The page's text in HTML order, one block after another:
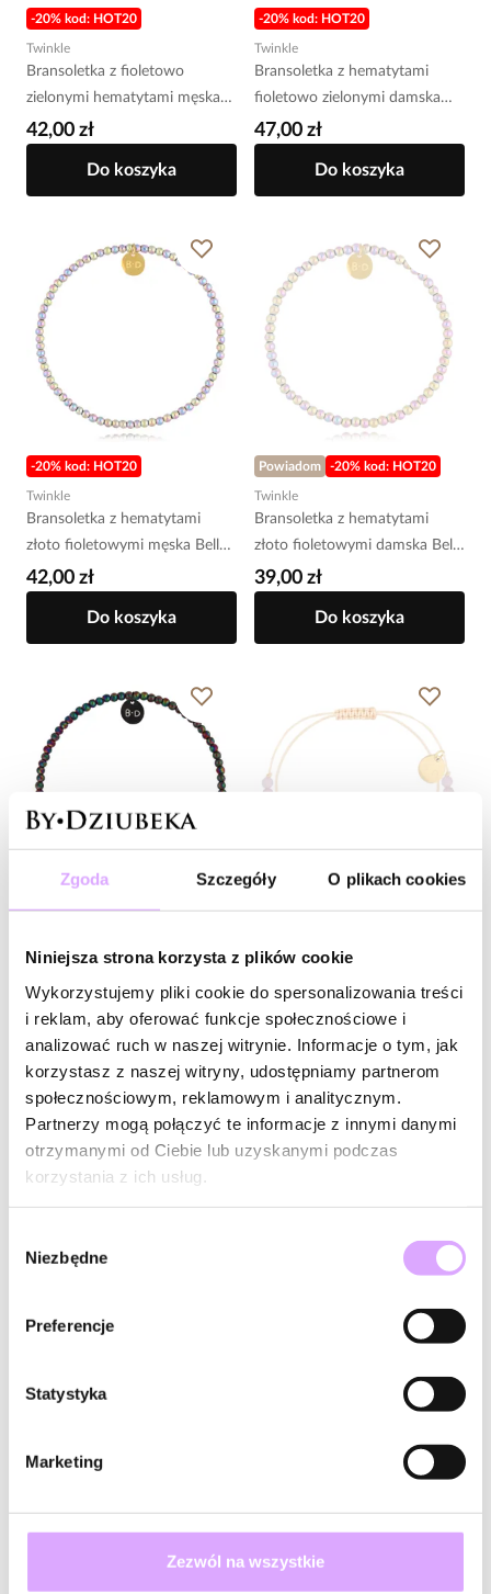
Zgoda Szczegóły O plikach cookies
Niniejsza strona korzysta z plików cookie
Wykorzystujemy pliki cookie do spersonalizowania treści
i reklam, aby oferować funkcje społecznościowe i
analizować ruch w naszej witrynie. Informacje o tym, jak
korzystasz z naszej witryny, udostępniamy partnerom
społecznościowym, reklamowym i analitycznym.
Partnerzy mogą połączyć te informacje z innymi danymi
otrzymanymi od Ciebie lub uzyskanymi podczas
korzystania z ich usług.
zgody
Niezbędne
Preferencje
Statystyka
Marketing
Zezwól na wszystkie
-20% kod: HOT20
Twinkle
Bransoletka z fioletowo
zielonymi hematytami męska
Candace BTW2608
42,00 zł
Do koszyka
-20% kod: HOT20
Twinkle
Bransoletka z hematytami
fioletowo zielonymi damska
Edvige BTW2563
47,00 zł
Do koszyka
-20% kod: HOT20
Twinkle
Bransoletka z hematytami
złoto fioletowymi męska Bello
BTW2558
42,00 zł
Do koszyka
Powiadom -20% kod: HOT20
Twinkle
Bransoletka z hematytami
złoto fioletowymi damska Bello
BTW2557
39,00 zł
Do koszyka
-20% kod: HOT20
Bransoletka z hematytami
stalowymi męska Bello
BTW2556
42,00 zł
Do koszyka
Powiadom -20% kod: HOT20
Bransoletka fioletowa z
kamieniami naturalnymi Galena
BMT0011
42,00 zł
Do koszyka
Twinkle
Fane BTW2514
42,00 zł
Do koszyka
Bransoletka z fioletowo
zielonymi hematytami damska
Do koszyka